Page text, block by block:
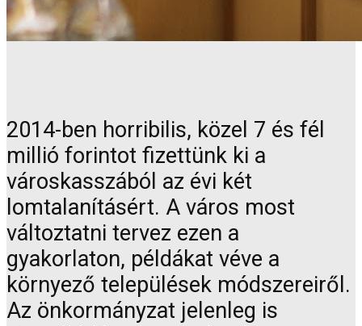
2014-ben horribilis, közel 7 és fél
millió forintot fizettünk ki a
városkasszából az évi két
lomtalanításért. A város most
változtatni tervez ezen a
gyakorlaton, példákat véve a
környező települések módszereiről.
Az önkormányzat jelenleg is